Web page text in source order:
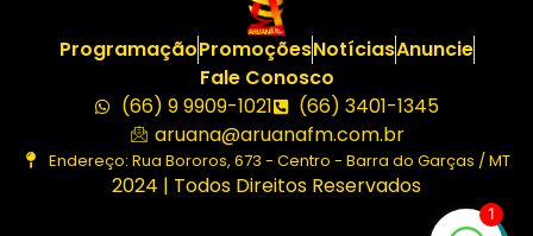
ProgramaçãoPromoçõesNotíciasAnuncie
Fale Conosco
(66) 9 9909-1021
(66) 3401-1345
aruana@aruanafm.com.br
Endereço: Rua Bororos, 673 - Centro - Barra do Garças / MT
2024 | Todos Direitos Reservados
1